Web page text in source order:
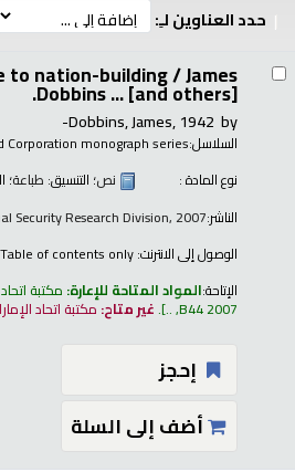
حدد العناوين لـِ:
to nation-building /James
Dobbins ... [and others].
by
Dobbins, James, 1942-
السلاسل:Corporation monograph series
نوع المادة :
نص؛ التنسيق: طباعة؛
الناشر:Security Research Division, 2007
الوصول إلى الانترنت:Table of contents only
الإتاحة:المواد المتاحة للإعارة: مكتبة
B44 2007, ..
.غير متاح:مكتبة اتحاد
إحجز
أضف إلى السلة